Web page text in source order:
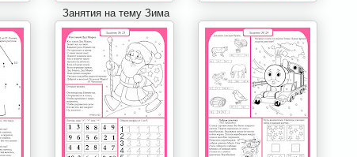
Занятия на тему Зима